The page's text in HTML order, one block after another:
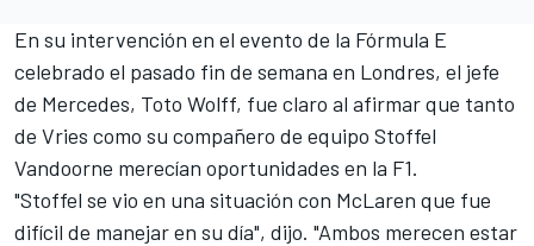
En su intervención en el evento de la Fórmula E
celebrado el pasado fin de semana en Londres, el jefe
de Mercedes, Toto Wolff, fue claro al afirmar que tanto
de Vries como su compañero de equipo Stoffel
Vandoorne merecían oportunidades en la F1.
"Stoffel se vio en una situación con McLaren que fue
difícil de manejar en su día", dijo. "Ambos merecen estar